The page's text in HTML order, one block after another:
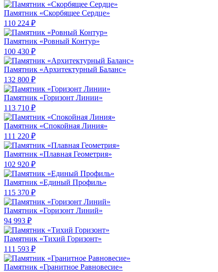
Памятник «Скорбящее Сердце»
110 224 ₽
Памятник «Ровный Контур»
100 430 ₽
Памятник «Архитектурный Баланс»
132 800 ₽
Памятник «Горизонт Линии»
113 710 ₽
Памятник «Спокойная Линия»
111 220 ₽
Памятник «Плавная Геометрия»
102 920 ₽
Памятник «Единый Профиль»
115 370 ₽
Памятник «Горизонт Линий»
94 993 ₽
Памятник «Тихий Горизонт»
111 593 ₽
Памятник «Гранитное Равновесие»